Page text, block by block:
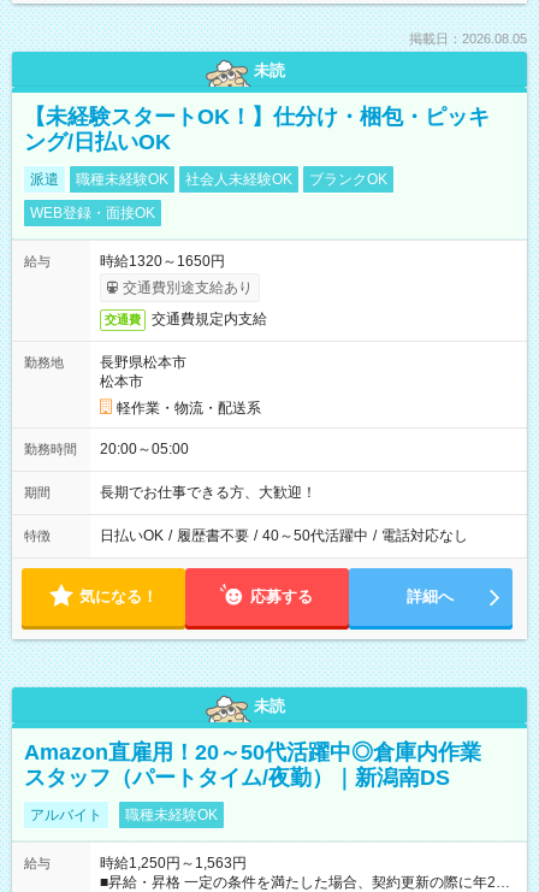
掲載日：2026.08.05
未読
【未経験スタートOK！】仕分け・梱包・ピッキ
ング/日払いOK
派遣 職種未経験OK 社会人未経験OK
ブランクOK
WEB登録・面接OK
給与
時給1320～1650円
交通費別途支給あり
交通費 交通費規定内支給
勤務地
長野県松本市
松本市
軽作業・物流・配送系
勤務時間 20:00～05:00
期間 長期でお仕事できる方、大歓迎！
特徴 日払いOK / 履歴書不要 / 40～50代活躍中 / 電話対応なし
気になる！ 応募する 詳細へ
未読
Amazon直雇用！20～50代活躍中◎倉庫内作業
スタッフ（パートタイム/夜勤）｜新潟南DS
アルバイト 職種未経験OK
給与
時給1,250円～1,563円
■昇給・昇格 一定の条件を満たした場合、契約更新の際に年2回